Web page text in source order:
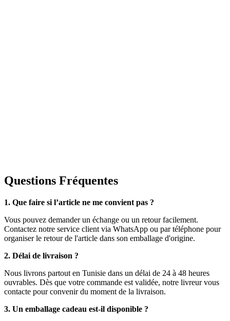
Questions Fréquentes
1. Que faire si l’article ne me convient pas ?
Vous pouvez demander un échange ou un retour facilement.
Contactez notre service client via WhatsApp ou par téléphone pour
organiser le retour de l'article dans son emballage d'origine.
2. Délai de livraison ?
Nous livrons partout en Tunisie dans un délai de 24 à 48 heures
ouvrables. Dès que votre commande est validée, notre livreur vous
contacte pour convenir du moment de la livraison.
3. Un emballage cadeau est-il disponible ?